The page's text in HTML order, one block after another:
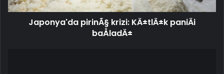
Japonya'da pirinÃ§ krizi: KÄ±tlÄ±k paniÄi
baÅladÄ±